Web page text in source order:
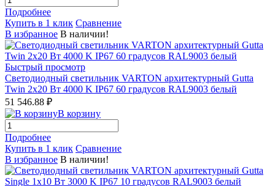
Подробнее
Купить в 1 клик Сравнение
В избранное В наличии!
Быстрый просмотр
Светодиодный светильник VARTON архитектурный Gutta
Twin 2x20 Вт 4000 K IP67 60 градусов RAL9003 белый
51 546.88 ₽
В корзину
Подробнее
Купить в 1 клик Сравнение
В избранное В наличии!